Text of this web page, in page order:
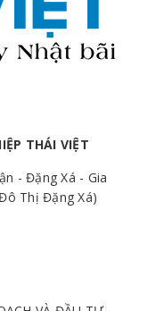
THÁI VIỆT
- Đặng Xá - Gia
Thị Đặng Xá)